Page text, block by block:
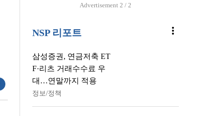
Advertisement 1 / 2
NSP 리포트 more_vert
삼성증권, 연금저축 ET
F·리츠 거래수수료 우
대…연말까지 적용
정보/정책